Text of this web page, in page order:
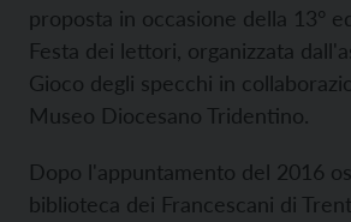
proposta in occasione della 13°
Festa dei lettori, organizzata
Gioco degli specchi in
Museo Diocesano Tridentino.
Dopo l'appuntamento del 2016
biblioteca dei Francescani di